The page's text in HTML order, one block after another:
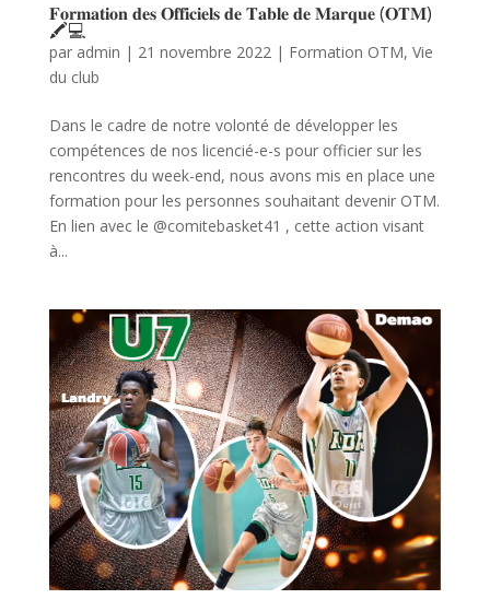
𝐅𝐨𝐫𝐦𝐚𝐭𝐢𝐨𝐧 𝐝𝐞𝐬 𝐎𝐟𝐟𝐢𝐜𝐢𝐞𝐥𝐬 𝐝𝐞 𝐓𝐚𝐛𝐥𝐞 𝐝𝐞 𝐌𝐚𝐫𝐪𝐮𝐞 (𝐎𝐓𝐌)
🖍️💻
par admin | 21 novembre 2022| Formation OTM, Vie
du club
Dans le cadre de notre volonté de développer les
compétences de nos licencié-e-s pour officier sur les
rencontres du week-end, nous avons mis en place une
formation pour les personnes souhaitant devenir OTM.
En lien avec le @comitebasket41 , cette action visant
à...